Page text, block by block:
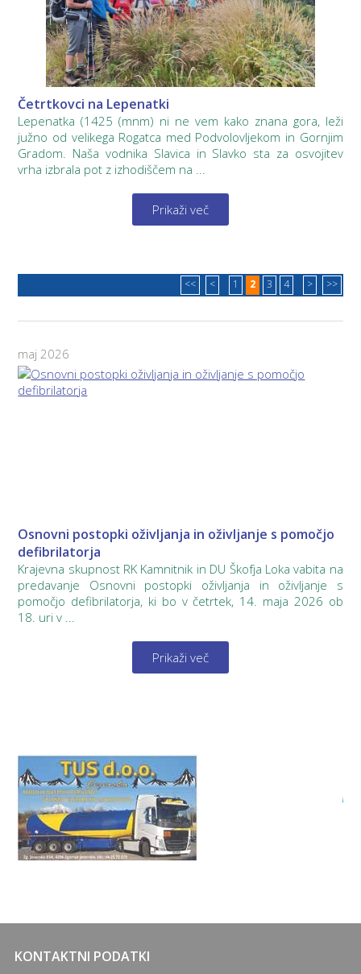
Četrtkovci na Lepenatki
Lepenatka (1425 (mnm) ni ne vem kako znana gora, leži
južno od velikega Rogatca med Podvolovljekom in Gornjim
Gradom. Naša vodnika Slavica in Slavko sta za osvojitev
vrha izbrala pot z izhodiščem na ...
Prikaži več
<< < 1 2 3 4 > >>
maj 2026
Osnovni postopki oživljanja in oživljanje s pomočjo
defibrilatorja
Krajevna skupnost RK Kamnitnik in DU Škofja Loka vabita na
predavanje Osnovni postopki oživljanja in oživljanje s
pomočjo defibrilatorja, ki bo v četrtek, 14. maja 2026 ob
18. uri v ...
Prikaži več
KONTAKTNI PODATKI